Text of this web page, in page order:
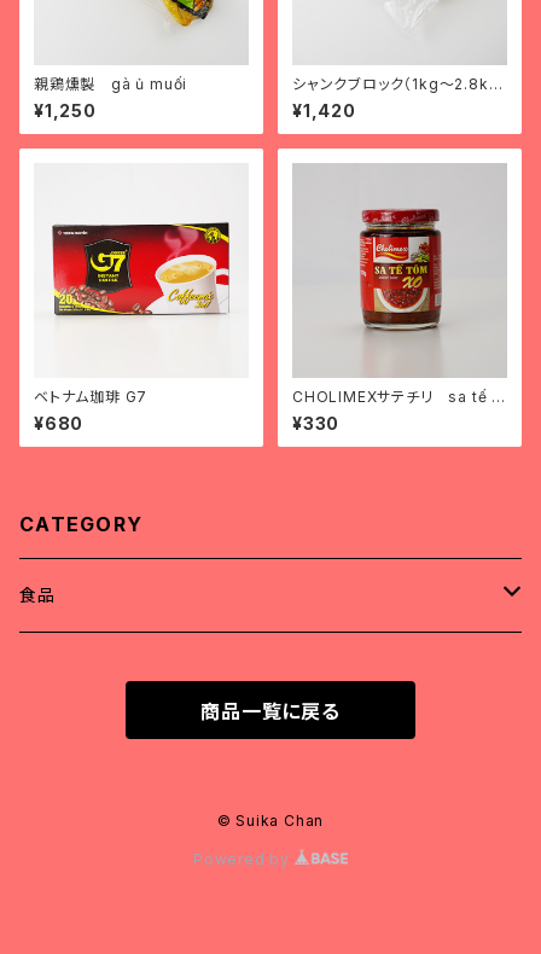
親鶏燻製 gà ủ muối
¥1,250
シャンクブロック（1kg～2.8k
g） bắp bò
¥1,420
ベトナム珈琲 G7
¥680
CHOLIMEXサテチリ sa tế ó
t khô
¥330
CATEGORY
食品
商品一覧に戻る
© Suika Chan
Powered by